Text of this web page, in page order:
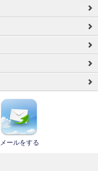
メールをする